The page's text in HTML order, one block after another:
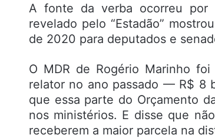
A fonte da verba ocorreu por
revelado pelo “Estadão”
de 2020 para deputados e
O MDR de Rogério Marinho
relator no ano passado — R$ 8
que essa parte do Orçamento
nos ministérios. E disse que
receberem a maior parcela na